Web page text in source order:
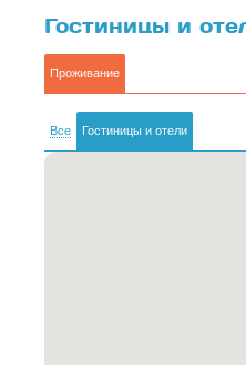
Гостиницы и
Проживание
Все Гостиницы и отели